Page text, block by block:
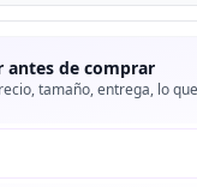
antes de comprar
tamaño, entrega, lo